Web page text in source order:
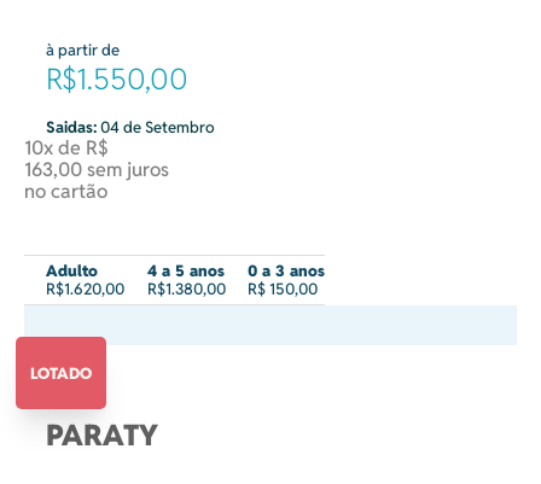
à partir de
R$1.550,00
Saidas:04 de Setembro
10x de R$
163,00 sem juros
no cartão
Adulto
R$1.620,00
4 a 5 anos
R$1.380,00
0 a 3 anos
R$ 150,00
LOTADO
PARATY